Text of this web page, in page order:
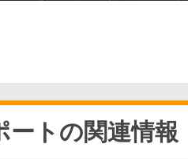
ートの関連情報